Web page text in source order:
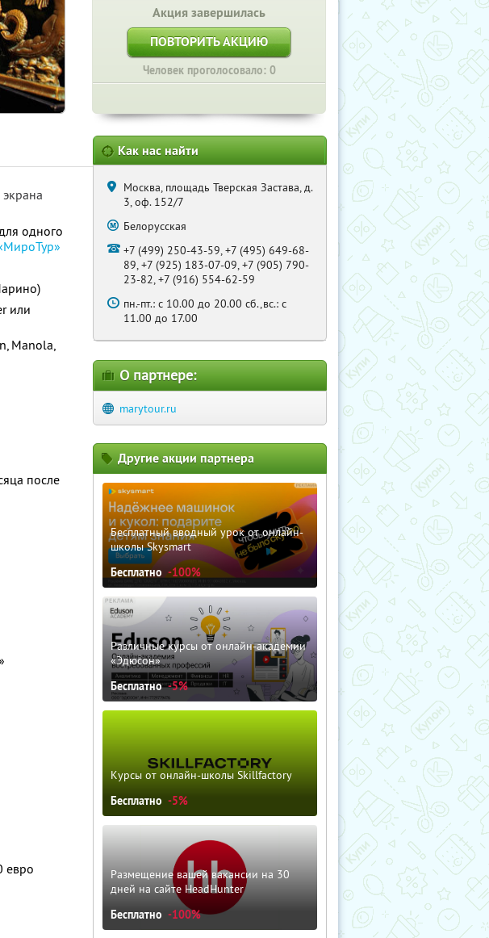
Акция завершилась
ПОВТОРИТЬ АКЦИЮ
Человек проголосовало: 0
одного
или
Manola,
после
евро
Как нас найти
Москва, площадь Тверская Застава, д.
3, оф. 152/7
Белорусская
+7 (499) 250-43-59, +7 (495) 649-68-
89, +7 (925) 183-07-09, +7 (905) 790-
23-82, +7 (916) 554-62-59
пн.-пт.: с 10.00 до 20.00 сб.,вс.: с
11.00 до 17.00
О партнере:
marytour.ru
Другие акции партнера
Бесплатный вводный урок от онлайн-
школы Skysmart
Бесплатно -100%
Различные курсы от онлайн-академии
«Эдюсон»
Бесплатно -5%
Курсы от онлайн-школы Skillfactory
Бесплатно -5%
Размещение вашей вакансии на 30
дней на сайте HeadHunter
Бесплатно -100%